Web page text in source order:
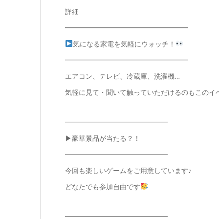
詳細
━━━━━━━━━━━━━━━━━━
気になる家電を気軽にウォッチ！
━━━━━━━━━━━━━━━━━━
エアコン、テレビ、冷蔵庫、洗濯機…
気軽に見て・聞いて触っていただけるのもこのイ
━━━━━━━━━━━━━━━
▶︎豪華景品が当たる？！
━━━━━━━━━━━━━━━
今回も楽しいゲームをご用意しています♪
どなたでも参加自由です
━━━━━━━━━━━━━━━